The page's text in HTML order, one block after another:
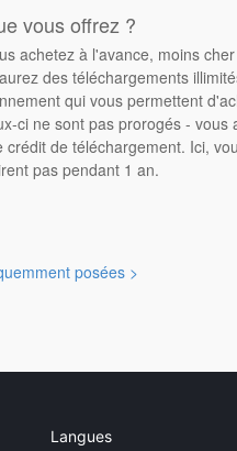
vous offrez ?
achetez à l'avance, moins
des téléchargements
qui vous permettent
ci ne sont pas prorogés - vous
de téléchargement. Ici,
pas pendant 1 an.
posées >
Langues